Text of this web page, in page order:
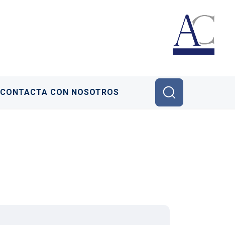
CONTACTA CON NOSOTROS